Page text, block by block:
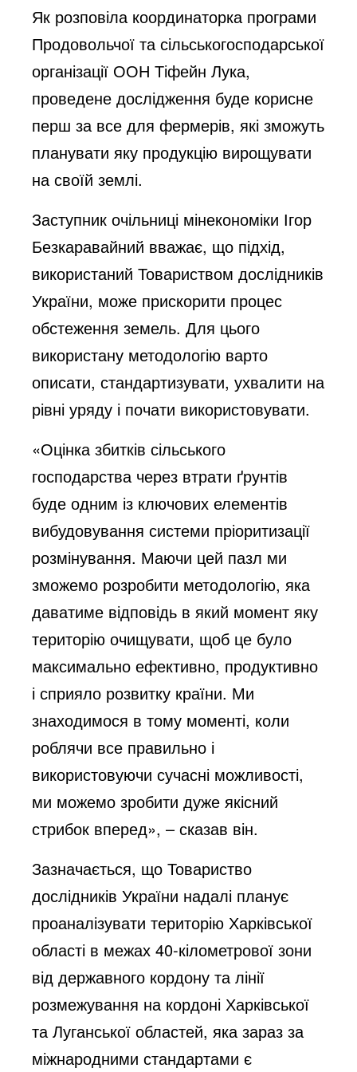
Як розповіла координаторка програми
Продовольчої та сільськогосподарської
організації ООН Тіфейн Лука,
проведене дослідження буде корисне
перш за все для фермерів, які зможуть
планувати яку продукцію вирощувати
на своїй землі.
Заступник очільниці мінекономіки Ігор
Безкаравайний вважає, що підхід,
використаний Товариством дослідників
України, може прискорити процес
обстеження земель. Для цього
використану методологію варто
описати, стандартизувати, ухвалити на
рівні уряду і почати використовувати.
«Оцінка збитків сільського
господарства через втрати ґрунтів
буде одним із ключових елементів
вибудовування системи пріоритизації
розмінування. Маючи цей пазл ми
зможемо розробити методологію, яка
даватиме відповідь в який момент яку
територію очищувати, щоб це було
максимально ефективно, продуктивно
і сприяло розвитку країни. Ми
знаходимося в тому моменті, коли
роблячи все правильно і
використовуючи сучасні можливості,
ми можемо зробити дуже якісний
стрибок вперед», – сказав він.
Зазначається, що Товариство
дослідників України надалі планує
проаналізувати територію Харківської
області в межах 40-кілометрової зони
від державного кордону та лінії
розмежування на кордоні Харківської
та Луганської областей, яка зараз за
міжнародними стандартами є